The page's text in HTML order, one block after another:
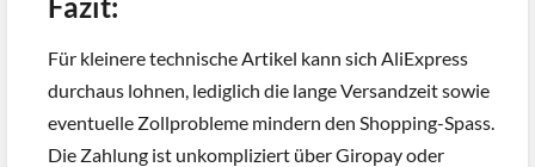
Fazit:
Für kleinere technische Artikel kann sich AliExpress
durchaus lohnen, lediglich die lange Versandzeit sowie
eventuelle Zollprobleme mindern den Shopping-Spass.
Die Zahlung ist unkompliziert über Giropay oder